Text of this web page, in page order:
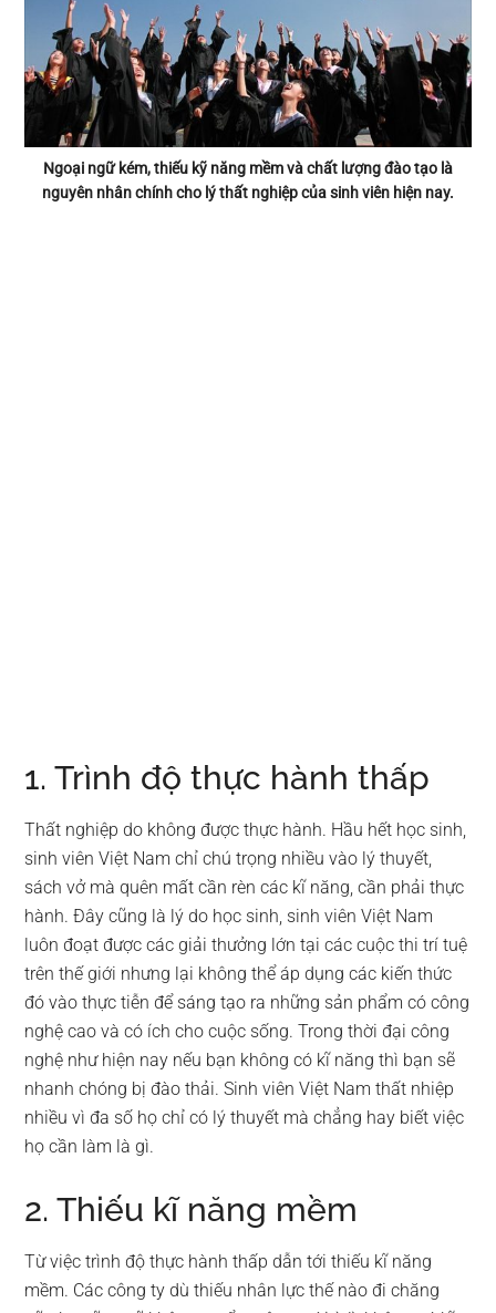
Ngoại ngữ kém, thiếu kỹ năng mềm và chất lượng đào tạo là
nguyên nhân chính cho lý thất nghiệp của sinh viên hiện nay.
1. Trình độ thực hành thấp
Thất nghiệp do không được thực hành. Hầu hết học sinh,
sinh viên Việt Nam chỉ chú trọng nhiều vào lý thuyết,
sách vở mà quên mất cần rèn các kĩ năng, cần phải thực
hành. Đây cũng là lý do học sinh, sinh viên Việt Nam
luôn đoạt được các giải thưởng lớn tại các cuộc thi trí tuệ
trên thế giới nhưng lại không thể áp dụng các kiến thức
đó vào thực tiễn để sáng tạo ra những sản phẩm có công
nghệ cao và có ích cho cuộc sống. Trong thời đại công
nghệ như hiện nay nếu bạn không có kĩ năng thì bạn sẽ
nhanh chóng bị đào thải. Sinh viên Việt Nam thất nhiệp
nhiều vì đa số họ chỉ có lý thuyết mà chẳng hay biết việc
họ cần làm là gì.
2. Thiếu kĩ năng mềm
Từ việc trình độ thực hành thấp dẫn tới thiếu kĩ năng
mềm. Các công ty dù thiếu nhân lực thế nào đi chăng